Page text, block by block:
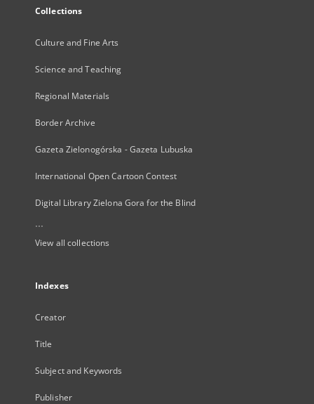
Collections
Culture and Fine Arts
Science and Teaching
Regional Materials
Border Archive
Gazeta Zielonogórska - Gazeta Lubuska
International Open Cartoon Contest
Digital Library Zielona Gora for the Blind
...
View all collections
Indexes
Creator
Title
Subject and Keywords
Publisher